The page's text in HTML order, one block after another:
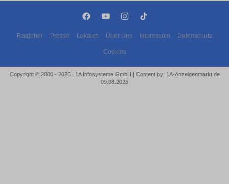
Ratgeber Presse Lokales Über Uns Impressum Datenschutz
Cookies
Copyright © 2000 - 2026 | 1A Infosysteme GmbH | Content by: 1A-Anzeigenmarkt.de
09.08.2026